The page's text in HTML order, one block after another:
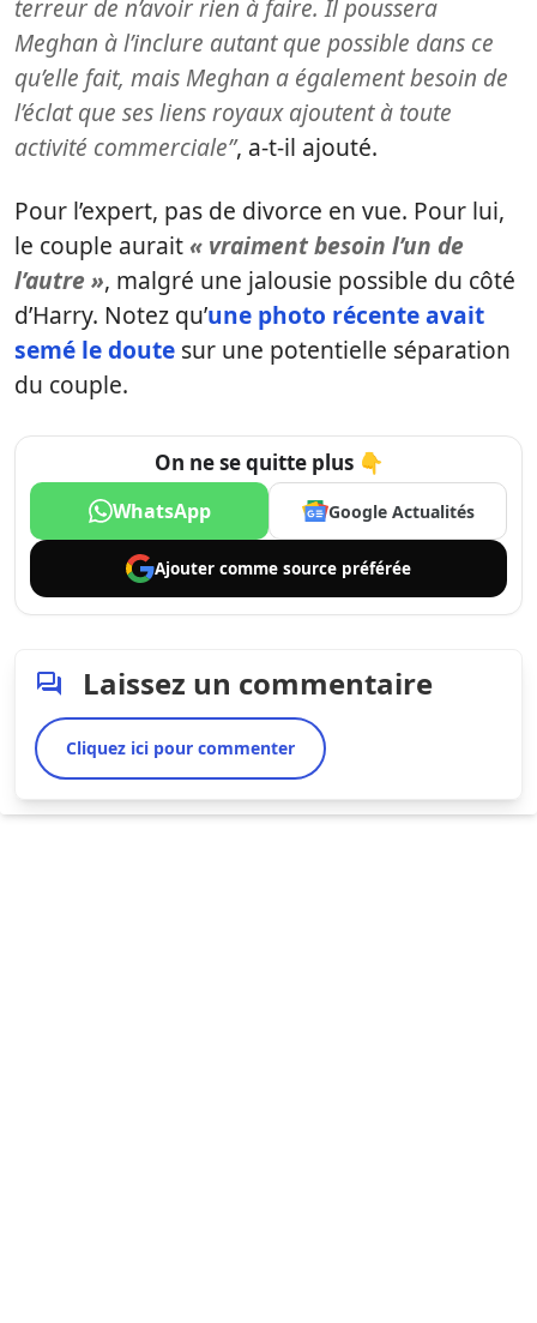
terreur de n’avoir rien à faire. Il poussera
Meghan à l’inclure autant que possible dans ce
qu’elle fait, mais Meghan a également besoin de
l’éclat que ses liens royaux ajoutent à toute
activité commerciale”, a-t-il ajouté.
Pour l’expert, pas de divorce en vue. Pour lui,
le couple aurait« vraiment besoin l’un de
l’autre », malgré une jalousie possible du côté
d’Harry. Notez qu’une photo récente avait
semé le doute sur une potentielle séparation
du couple.
On ne se quitte plus 👇
WhatsApp Google Actualités
Ajouter comme source préférée
Laissez un commentaire
Cliquez ici pour commenter